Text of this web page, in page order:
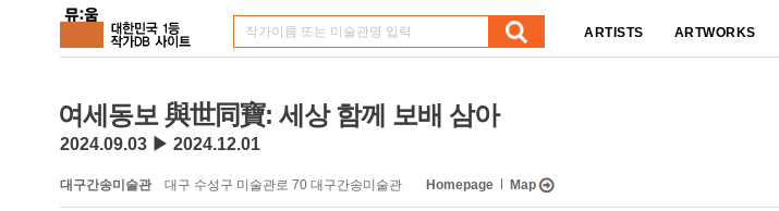
ARTISTS ARTWORKS
여세동보 與世同寶: 세상 함께 보배 삼아
2024.09.03 ▶ 2024.12.01
대구간송미술관 대구 수성구 미술관로 70 대구간송미술관 Homepage Map